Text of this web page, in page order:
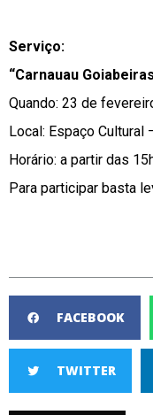
Serviço:
“Carnauau
Quando: 23 de
Local: Espaço Cultural
Horário: a partir das
Para participar basta
FACEBOOK
TWITTER